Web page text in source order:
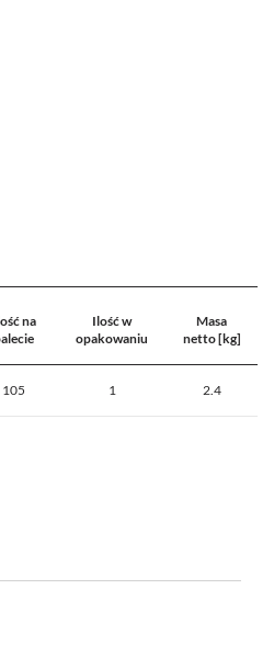
na
Ilość w
opakowaniu
Masa
netto [kg]
105 1 2.4